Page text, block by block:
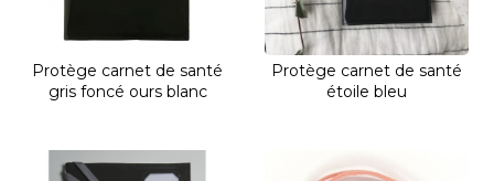
Protège carnet de santé
gris foncé ours blanc
Protège carnet de santé
étoile bleu